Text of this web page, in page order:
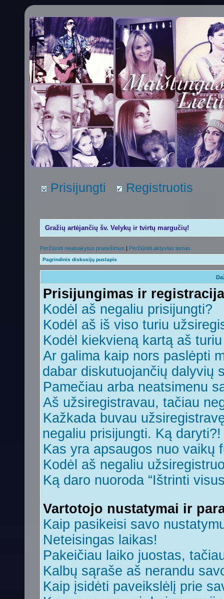
Prisijungti Registruotis
Gražių artėjančių šv. Velykų ir tvirtų margučių!
Peržiūrėti neatsakytus pranešimus | Peržiūrėti aktyvias temas
Pagrindinis diskusijų puslapis
Prisijungimas ir registracija
Kodėl aš negaliu prisijungti?
Kodėl aš iš viso turiu
Kodėl kiekvieną kartą aš
Ar galima kaip nors paslėpti
dabar diskutuojančių dalyvių
Pamečiau arba neatsimenu
Aš užsiregistravau, tačiau
Kažkada buvau
negaliu prisijungti. Ką daryti?!
Kas yra apsaugos nuo vaikų
Kodėl aš negaliu
Ką daro nuoroda “Ištrinti
Vartotojo nustatymai ir
Kaip pasikeisi savo
Neteisingas laikas!
Pakeičiau laiko juostas,
Kalbų sąraše aš nerandu
Kaip įsidėti paveikslėlį prie